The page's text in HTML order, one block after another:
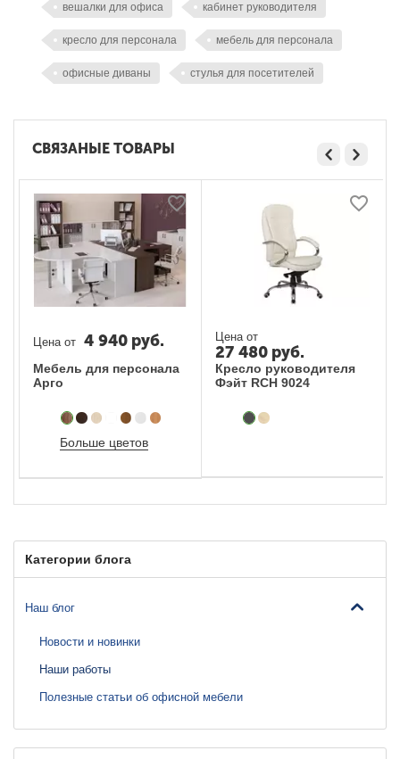
вешалки для офиса кабинет руководителя
кресло для персонала мебель для персонала
офисные диваны стулья для посетителей
СВЯЗАНЫЕ ТОВАРЫ
Цена от 4 940 руб.
Мебель для персонала
Арго
Больше цветов
Цена от
27 480 руб.
Кресло руководителя
Фэйт RCH 9024
Категории блога
Наш блог
Новости и новинки
Наши работы
Полезные статьи об офисной мебели